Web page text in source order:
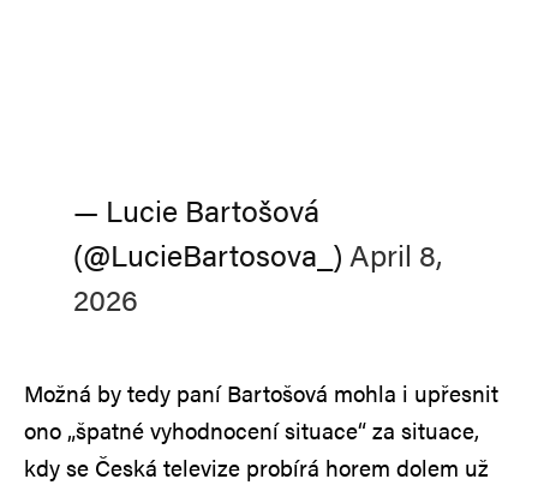
— Lucie Bartošová
(@LucieBartosova_) April 8,
2026
Možná by tedy paní Bartošová mohla i upřesnit
ono „špatné vyhodnocení situace“ za situace,
kdy se Česká televize probírá horem dolem už